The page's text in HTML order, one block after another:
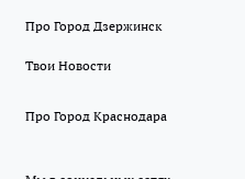
Про Город Дзержинск
Твои Новости
Про Город Краснодара